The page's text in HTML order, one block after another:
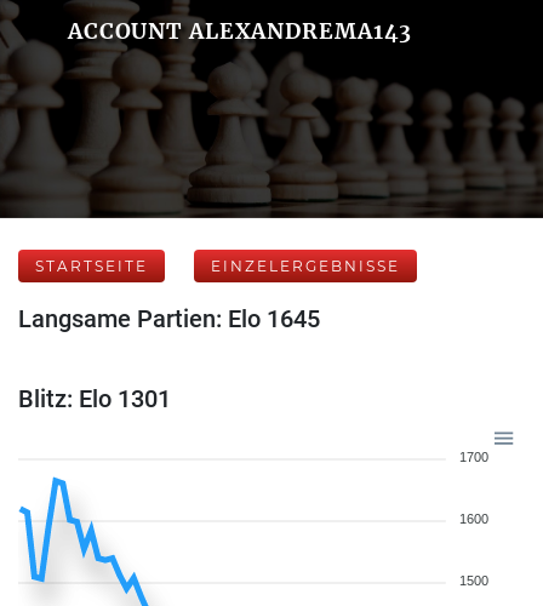
ACCOUNT ALEXANDREMA143
STARTSEITE EINZELERGEBNISSE
Langsame Partien: Elo 1645
Blitz: Elo 1301
1700
1600
1500